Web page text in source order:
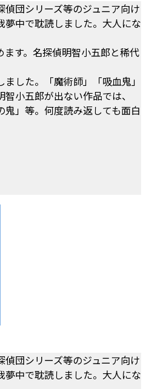
団シリーズ等のジュニア向け
中で耽読しました。大人にな
す。名探偵明智小五郎と稀代
した。「魔術師」「吸血鬼」
小五郎が出ない作品では、
鬼」等。何度読み返しても面白
団シリーズ等のジュニア向け
中で耽読しました。大人にな